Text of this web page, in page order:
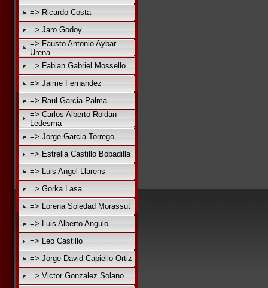
=> Ricardo Costa
=> Jaro Godoy
=> Fausto Antonio Aybar
Urena
=> Fabian Gabriel Mossello
=> Jaime Fernandez
=> Raul Garcia Palma
=> Carlos Alberto Roldan
Ledesma
=> Jorge Garcia Torrego
=> Estrella Castillo Bobadilla
=> Luis Angel Llarens
=> Gorka Lasa
=> Lorena Soledad Morassut
=> Luis Alberto Angulo
=> Leo Castillo
=> Jorge David Capiello Ortiz
=> Victor Gonzalez Solano